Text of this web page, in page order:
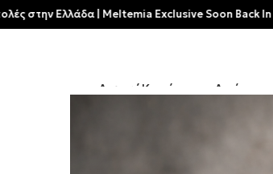
Αρχική Κατάστημα Αρώματα
Ελλάδα | Meltemia Exclusive Soon Back In Stock